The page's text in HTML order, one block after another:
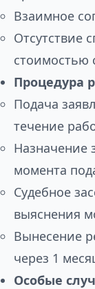
Взаимное
Отсутствие
стоимостью
Процедура
Подача
течение
Назначение
момента
Судебное
выяснения
Вынесение
через 1
Особые